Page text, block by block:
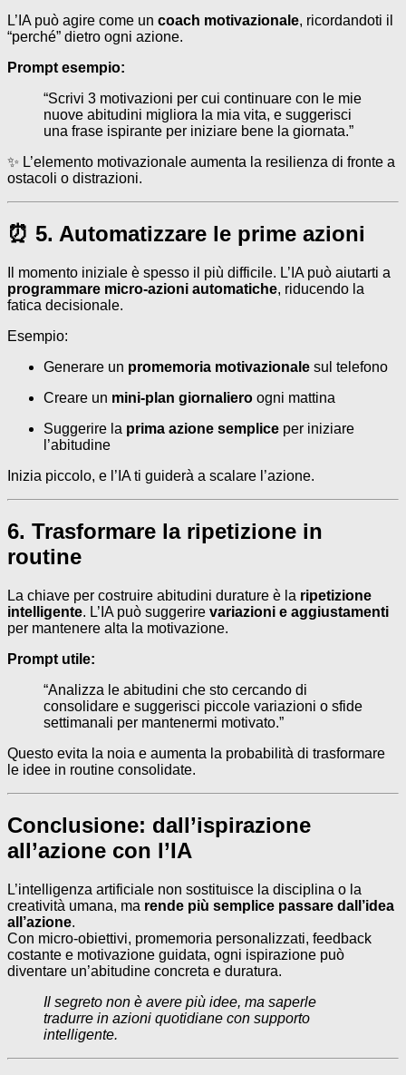
L’IA può agire come un coach motivazionale, ricordandoti il
“perché” dietro ogni azione.
Prompt esempio:
“Scrivi 3 motivazioni per cui continuare con le mie
nuove abitudini migliora la mia vita, e suggerisci
una frase ispirante per iniziare bene la giornata.”
✨ L’elemento motivazionale aumenta la resilienza di fronte a
ostacoli o distrazioni.
⏰ 5. Automatizzare le prime azioni
Il momento iniziale è spesso il più difficile. L’IA può aiutarti a
programmare micro-azioni automatiche, riducendo la
fatica decisionale.
Esempio:
Generare un promemoria motivazionale sul telefono
Creare un mini-plan giornaliero ogni mattina
Suggerire la prima azione semplice per iniziare
l’abitudine
Inizia piccolo, e l’IA ti guiderà a scalare l’azione.
6. Trasformare la ripetizione in
routine
La chiave per costruire abitudini durature è la ripetizione
intelligente. L’IA può suggerire variazioni e aggiustamenti
per mantenere alta la motivazione.
Prompt utile:
“Analizza le abitudini che sto cercando di
consolidare e suggerisci piccole variazioni o sfide
settimanali per mantenermi motivato.”
Questo evita la noia e aumenta la probabilità di trasformare
le idee in routine consolidate.
Conclusione: dall’ispirazione
all’azione con l’IA
L’intelligenza artificiale non sostituisce la disciplina o la
creatività umana, ma rende più semplice passare dall’idea
all’azione.
Con micro-obiettivi, promemoria personalizzati, feedback
costante e motivazione guidata, ogni ispirazione può
diventare un’abitudine concreta e duratura.
Il segreto non è avere più idee, ma saperle
tradurre in azioni quotidiane con supporto
intelligente.